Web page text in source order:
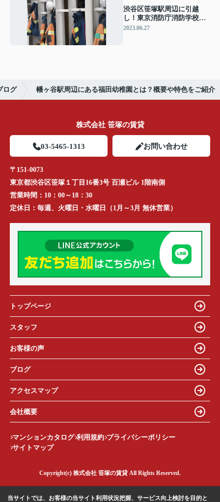
渋谷区笹塚駅周辺に引越
し！東京消防庁消防学校の
概要や施設についてご紹介
2023.06.27
ログ 幡ヶ谷駅周辺にある福田幼稚園とは？概要や特色をご紹介
株式会社 笹塚の賃貸
03-5465-1313 お問い合わせ
〒151-0073
東京都渋谷区笹塚１丁目16番3号 百瀬ビル 1階南側
営業時間： 10：00～18：30
定休日： 毎週、火曜日・水曜日（1月～3月 無休営業）
トップページ
スタッフ
お客様の声
ブログ
アクセスマップ
会社概要
マンションカタログ 利用規約 プライバシーポリシー
サイトマップ
Copyright(c) 株式会社 笹塚の賃貸 All Rights Reserved.
当サイトでは、お客様の当サイト利用状況把握、サービス向上検討を目的と